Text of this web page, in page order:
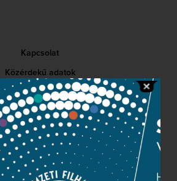
Kapcsolat
Közérdekű adatok
Sajtószoba
Adatvédelem
Impresszum